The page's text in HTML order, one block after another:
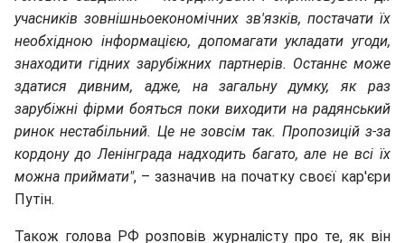
учасників зовнішньоекономічних зв'язків, постачати їх
необхідною інформацією, допомагати укладати угоди,
знаходити гідних зарубіжних партнерів. Останнє може
здатися дивним, адже, на загальну думку, як раз
зарубіжні фірми бояться поки виходити на радянський
ринок нестабільний. Це не зовсім так. Пропозицій з-за
кордону до Ленінграда надходить багато, але не всі їх
можна приймати", – зазначив на початку своєї кар'єри
Путін.
Також голова РФ розповiв журналicту про те, як він